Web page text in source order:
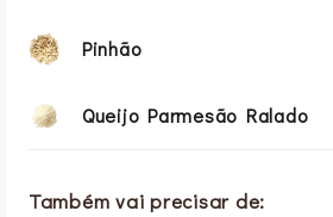
Pinhão
Queijo Parmesão Ralado
Também vai precisar de: